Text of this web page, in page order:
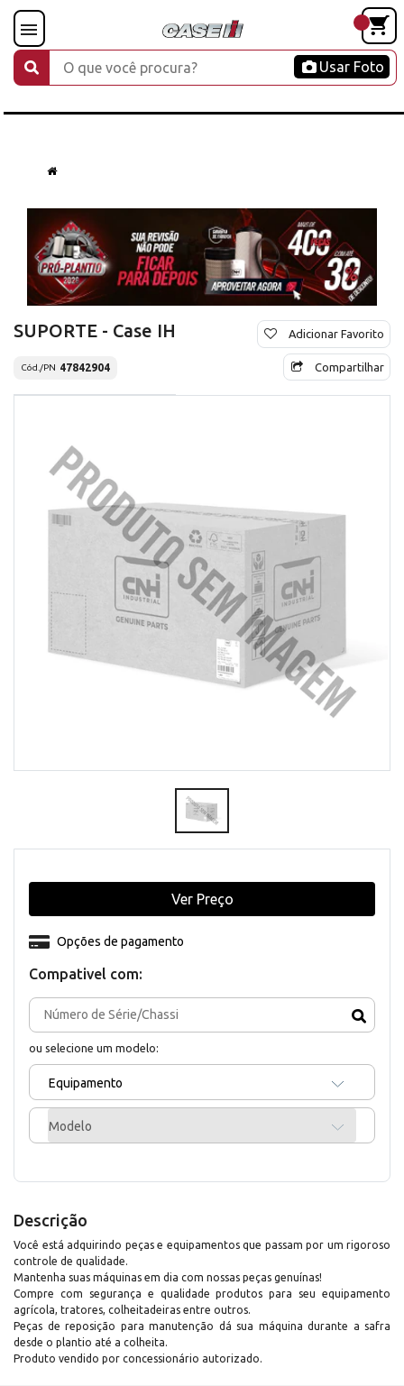
Usar Foto
SUPORTE - Case IH
Cód./PN 47842904
Adicionar Favorito
Compartilhar
Compativel com:
ou selecione um modelo:
Equipamento
Modelo
Opções de pagamento
Ver Preço
Descrição
Você está adquirindo peças e equipamentos que passam por um rigoroso
controle de qualidade.
Mantenha suas máquinas em dia com nossas peças genuínas!
Compre com segurança e qualidade produtos para seu equipamento
agrícola, tratores, colheitadeiras entre outros.
Peças de reposição para manutenção dá sua máquina durante a safra
desde o plantio até a colheita.
Produto vendido por concessionário autorizado.